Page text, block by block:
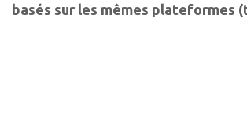
basés sur les mêmes plateformes